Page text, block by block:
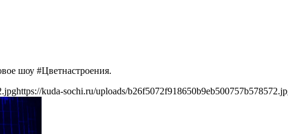
шоу #Цветнастроения.
https://kuda-sochi.ru/uploads/